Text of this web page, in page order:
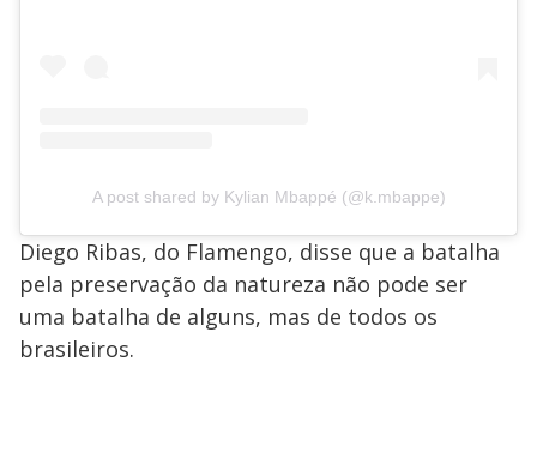
A post shared by Kylian Mbappé (@k.mbappe)
Diego Ribas, do Flamengo, disse que a batalha
pela preservação da natureza não pode ser
uma batalha de alguns, mas de todos os
brasileiros.